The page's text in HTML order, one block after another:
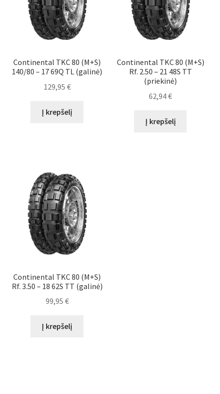
Continental TKC 80 (M+S)
140/80 – 17 69Q TL (galinė)
129,95 €
Į krepšelį
Continental TKC 80 (M+S)
Rf. 2.50 – 21 48S TT
(priekinė)
62,94€
Į krepšelį
Continental TKC 80 (M+S)
Rf. 3.50 – 18 62S TT (galinė)
99,95 €
Į krepšelį